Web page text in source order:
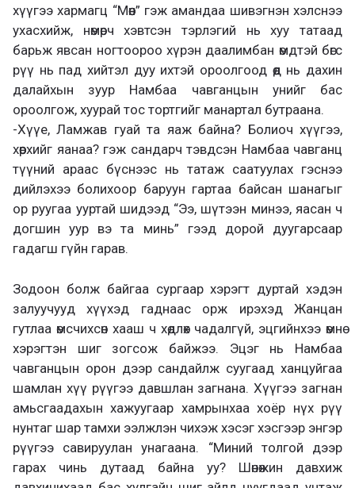
хүүгээ хармагц “Мөөн” гэж амандаа шивэгнэн хэлснээ
ухасхийж, нөмөрч хэвтсэн тэрлэгий нь хуу татаад
барьж явсан ногтоороо хүрэн даалимбан өмдтэй бөгс
рүү нь пад хийтэл дуу ихтэй ороолгоод өөд нь дахин
далайхын зуур Намбаа чавганцын унийг бас
ороолгож, хуурай тос тортгийг манартал бутраана.
-Хүүе, Ламжав гуай та яаж байна? Болиоч хүүгээ,
хөөрхийг яанаа? гэж сандарч тэвдсэн Намбаа чавганц
түүний араас бүснээс нь татаж саатуулах гэснээ
дийлэхээ болихоор баруун гартаа байсан шанагыг
ор руугаа ууртай шидээд “Ээ, шүтээн минээ, яасан ч
догшин уур вэ та минь” гээд дорой дуугарсаар
гадагш гүйн гарав.
Зодоон болж байгаа сургаар хэрэгт дуртай хэдэн
залуучууд хүүхэд гаднаас орж ирэхэд Жанцан
гутлаа өмсчихсөн хааш ч хөдлөх чадалгүй, эцгийнхээ өмнө
хэрэгтэн шиг зогсож байжээ. Эцэг нь Намбаа
чавганцын орон дээр сандайлж суугаад ханцуйгаа
шамлан хүү рүүгээ давшлан загнана. Хүүгээ загнан
амьсгаадахын хажуугаар хамрынхаа хоёр нүх рүү
нунтаг шар тамхи ээлжлэн чихэж хэсэг хэсгээр энгэр
рүүгээ савируулан унагаана. “Миний толгой дээр
гарах чинь дутаад байна уу? Шөнөжин давхиж